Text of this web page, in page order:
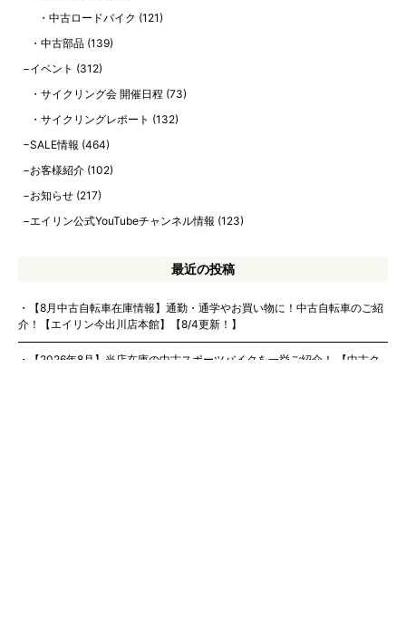
中古ロードバイク (121)
中古部品 (139)
イベント (312)
サイクリング会 開催日程 (73)
サイクリングレポート (132)
SALE情報 (464)
お客様紹介 (102)
お知らせ (217)
エイリン公式YouTubeチャンネル情報 (123)
最近の投稿
【8月中古自転車在庫情報】通勤・通学やお買い物に！中古自転車のご紹
介！【エイリン今出川店本館】【8/4更新！】
【2026年8月】当店在庫の中古スポーツバイクを一挙ご紹介！ 【中古ク